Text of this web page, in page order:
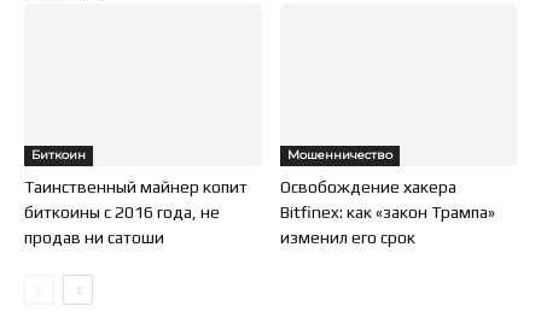
Биткоин
Таинственный майнер копит
биткоины с 2016 года, не
продав ни сатоши
Мошенничество
Освобождение хакера
Bitfinex: как «закон Трампа»
изменил его срок